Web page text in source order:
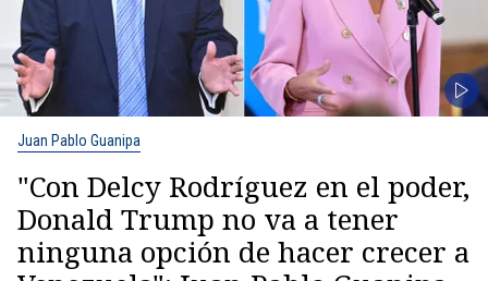
Juan Pablo Guanipa
"Con Delcy Rodríguez en el poder,
Donald Trump no va a tener
ninguna opción de hacer crecer a